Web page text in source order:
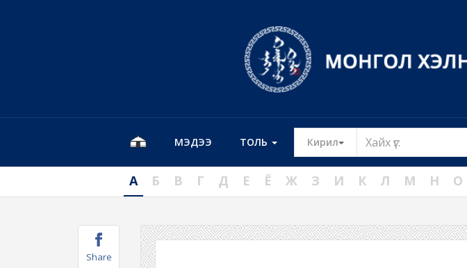
МЭДЭЭ ТОЛЬ Кирил Toggle Dropdown
А Б В Г Д Е Ё Ж З И К Л М Н О
Share